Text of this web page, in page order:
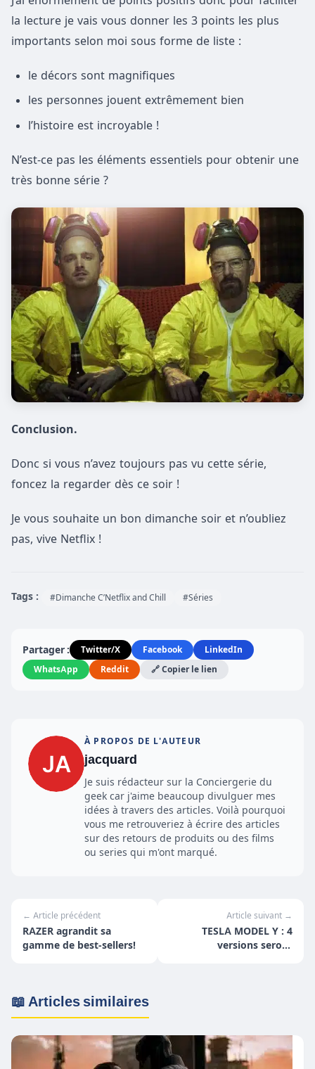
la lecture je vais vous donner les 3 points les plus
importants selon moi sous forme de liste :
le décors sont magnifiques
les personnes jouent extrêmement bien
l’histoire est incroyable !
N’est-ce pas les éléments essentiels pour obtenir une
très bonne série ?
Conclusion.
Donc si vous n’avez toujours pas vu cette série,
foncez la regarder dès ce soir !
Je vous souhaite un bon dimanche soir et n’oubliez
pas, vive Netflix !
Tags : #Dimanche C’Netflix and Chill #Séries
Partager : Twitter/X Facebook
LinkedIn
WhatsApp
Reddit 🔗 Copier le lien
À PROPOS DE L'AUTEUR
jacquard
Je suis rédacteur sur la Conciergerie du
geek car j'aime beaucoup divulguer mes
idées à travers des articles. Voilà pourquoi
vous me retrouveriez à écrire des articles
sur des retours de produits ou des films
ou series qui m'ont marqué.
← Article précédent
RAZER agrandit sa
gamme de best-sellers!
Article suivant →
TESLA MODEL Y : 4
versions seront
📖 Articles similaires